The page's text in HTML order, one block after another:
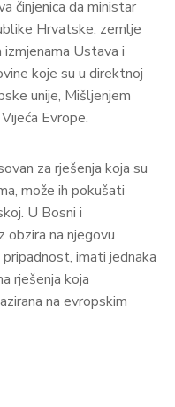
činjenica da ministar
Hrvatske, zemlje
izmjenama Ustava i
koje su u direktnoj
unije, Mišljenjem
Evrope.
za rješenja koja su
može ih pokušati
U Bosni i
obzira na njegovu
imati jednaka
rješenja koja
na evropskim